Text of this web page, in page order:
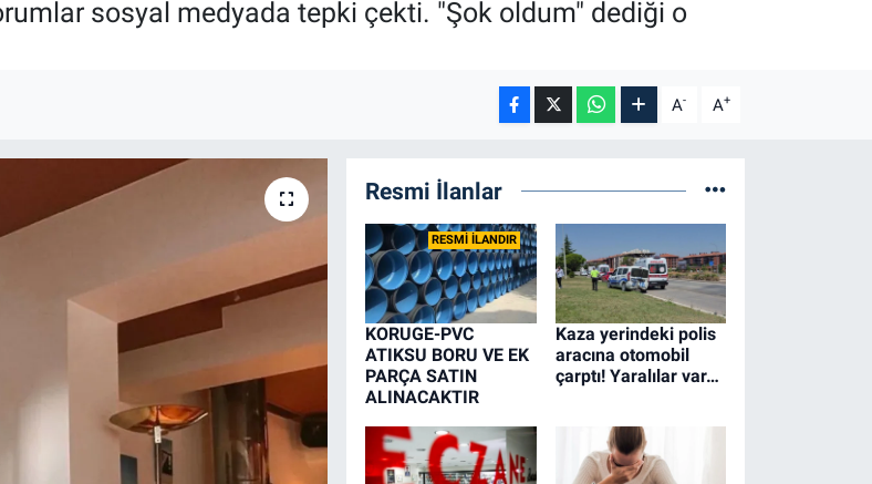
sosyal medyada tepki çekti. "Şok oldum" dediği o
A- A+
Resmi İlanlar
RESMİ İLANDIR
KORUGE-PVC
ATIKSU BORU VE EK
PARÇA SATIN
ALINACAKTIR
Kaza yerindeki polis
aracına otomobil
çarptı! Yaralılar var…